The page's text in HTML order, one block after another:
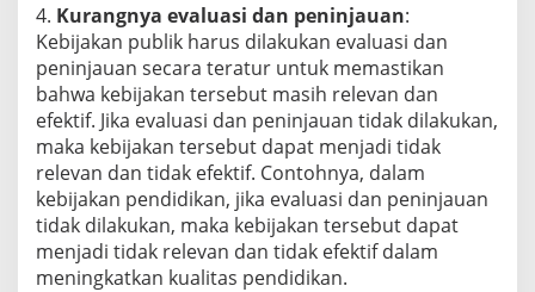
4. Kurangnya evaluasi dan peninjauan:
Kebijakan publik harus dilakukan evaluasi dan
peninjauan secara teratur untuk memastikan
bahwa kebijakan tersebut masih relevan dan
efektif. Jika evaluasi dan peninjauan tidak dilakukan,
maka kebijakan tersebut dapat menjadi tidak
relevan dan tidak efektif. Contohnya, dalam
kebijakan pendidikan, jika evaluasi dan peninjauan
tidak dilakukan, maka kebijakan tersebut dapat
menjadi tidak relevan dan tidak efektif dalam
meningkatkan kualitas pendidikan.